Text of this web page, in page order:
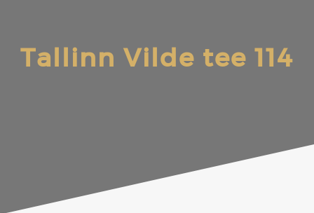
Tallinn Vilde tee 114